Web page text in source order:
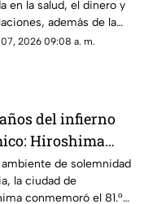
en la salud, el dinero y
además de la
clave para guiar tus
2026 09:08 a. m.
del infierno
Hiroshima
a las potencias el
la era nuclear
ambiente de solemnidad
la ciudad de
conmemoró el 81.°